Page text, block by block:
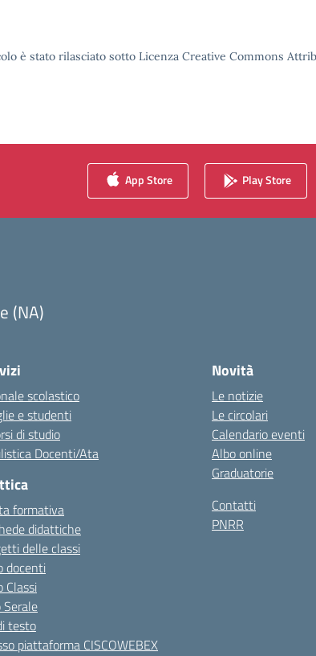
è stato rilasciato sotto Licenza Creative Commons
App Store Play Store
(NA)
scolastico
e studenti
di studio
Docenti/Ata
formativa
didattiche
delle classi
docenti
Classi
Serale
testo
piattaforma CISCOWEBEX
Novità
Le notizie
Le circolari
Calendario eventi
Albo online
Graduatorie
Contatti
PNRR